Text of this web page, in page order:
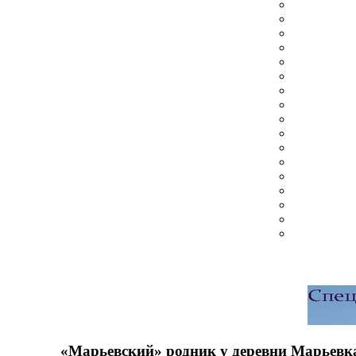
«Марьевский» родник у деревни